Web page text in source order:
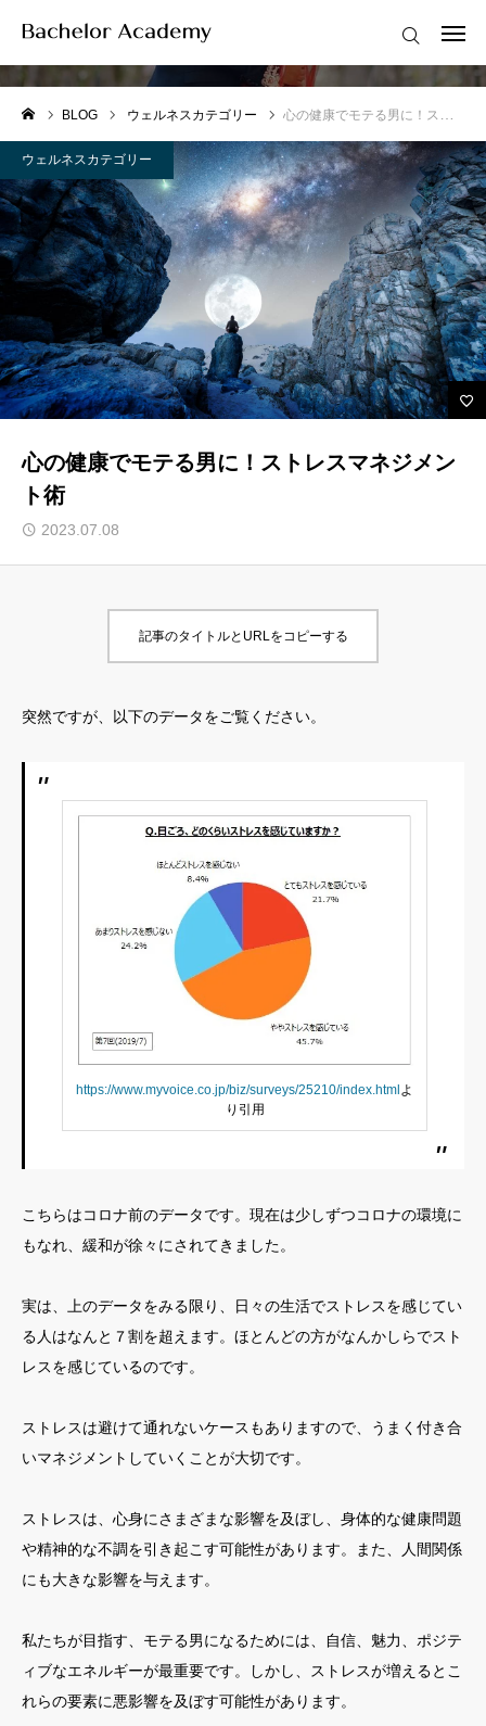
ウェルネスカテゴリー
BLOG ウェルネスカテゴリー 心の健康でモテる男に！ストレスマネジメント術
ウェルネスカテゴリー
心の健康でモテる男に！ストレスマネジメン
ト術
2023.07.08
記事のタイトルとURLをコピーする
突然ですが、以下のデータをご覧ください。
https://www.myvoice.co.jp/biz/surveys/25210/index.htmlよ
り引用
こちらはコロナ前のデータです。現在は少しずつコロナの環境に
もなれ、緩和が徐々にされてきました。
実は、上のデータをみる限り、日々の生活でストレスを感じてい
る人はなんと７割を超えます。ほとんどの方がなんかしらでスト
レスを感じているのです。
ストレスは避けて通れないケースもありますので、うまく付き合
いマネジメントしていくことが大切です。
ストレスは、心身にさまざまな影響を及ぼし、身体的な健康問題
や精神的な不調を引き起こす可能性があります。また、人間関係
にも大きな影響を与えます。
私たちが目指す、モテる男になるためには、自信、魅力、ポジテ
ィブなエネルギーが最重要です。しかし、ストレスが増えるとこ
れらの要素に悪影響を及ぼす可能性があります。
ログイン 会員登録
はじめての方へ
紳士のための知的武装
お知らせ
モテ知識BLOG
講座案内
メンバーシップ
特別優待サービス
よくあるご質問
はじめての方へ 会社概要
メンバーシップ
利用規約
特定商取引法に基づく表記
プライバシーポリシー